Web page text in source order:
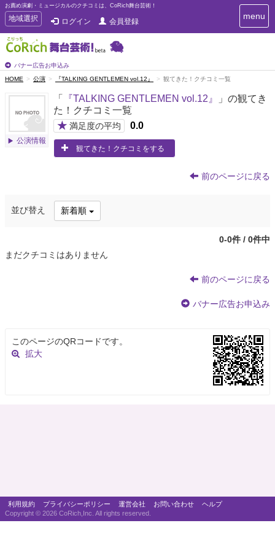
お薦め演劇・ミュージカルのクチコミは、CoRich舞台芸術！
T
o
g
g
e
n
a
t
地域選択 ログイン 会員登録
バナー広告お申込み
T
o
a
i
menu
HOME 公演 『TALKING GENTLEMEN vol.12』 観てきた！クチコミ一覧
公演情報
「 『TALKING GENTLEMEN vol.12』
」の観てき
た！クチコミ一覧
★ 満足度の平均 0.0
観てきた！クチコミをする
前のページに戻る
並び替え 新着順
0-0件 / 0件中
まだクチコミはありません
前のページに戻る
バナー広告お申込み
このページのQRコードです。
拡大
利用規約 プライバシーポリシー 運営会社 お問い合わせ
ヘルプ
Copyright © 2026 CoRich,Inc. All rights reserved.